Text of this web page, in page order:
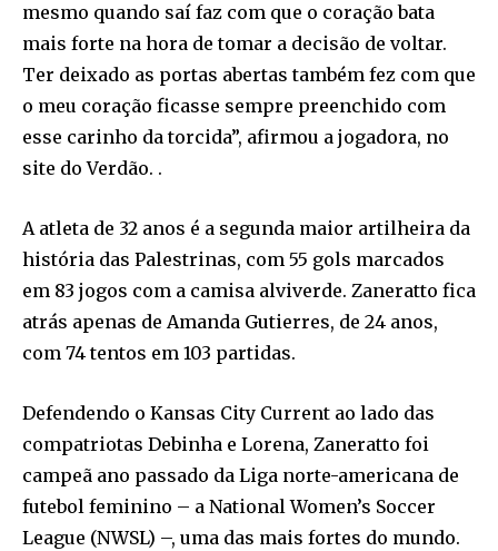
mesmo quando saí faz com que o coração bata
mais forte na hora de tomar a decisão de voltar.
Ter deixado as portas abertas também fez com que
o meu coração ficasse sempre preenchido com
esse carinho da torcida”, afirmou a jogadora, no
site do Verdão. .
A atleta de 32 anos é a segunda maior artilheira da
história das Palestrinas, com 55 gols marcados
em 83 jogos com a camisa alviverde. Zaneratto fica
atrás apenas de Amanda Gutierres, de 24 anos,
com 74 tentos em 103 partidas.
Defendendo o Kansas City Current ao lado das
compatriotas Debinha e Lorena, Zaneratto foi
campeã ano passado da Liga norte-americana de
futebol feminino – a National Women’s Soccer
League (NWSL) –, uma das mais fortes do mundo.